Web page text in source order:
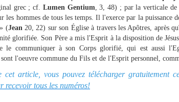
grec ; cf. Lumen Gentium, 3, 48) ; par la verticale
les hommes de tous les temps. Il l'exerce par la
(Jean20, 22) sur son Église à travers les Apôtres, après
glorifiée. Son Père a mis l'Esprit à la disposition de
le communiquer à son Corps glorifié, qui est aussi
l'oeuvre commune du Fils et de l'Esprit personnel,
article, vous pouvez télécharger gratuitement
recevoir tous les numéros!